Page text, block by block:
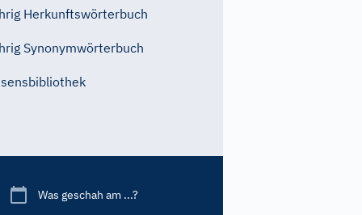
Herkunftswörterbuch
Synonymwörterbuch
Was geschah am ...?